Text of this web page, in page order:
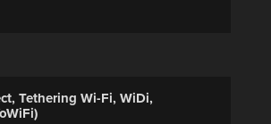
Tethering Wi-Fi, WiDi,